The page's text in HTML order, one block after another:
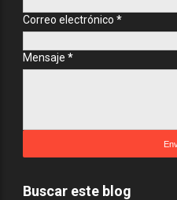
Correo electrónico *
Mensaje *
Buscar este blog